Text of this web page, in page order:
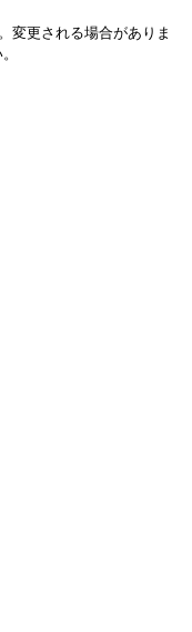
変更される場合がありま